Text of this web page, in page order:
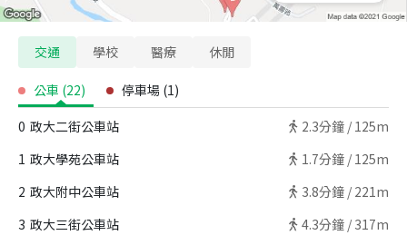
交通 學校 醫療 休閒
公車 (22) 停車場 (1)
0 政大二街公車站 2.3分鐘 / 125m
1 政大學苑公車站 1.7分鐘 / 125m
2 政大附中公車站 3.8分鐘 / 221m
3 政大三街公車站 4.3分鐘 / 317m